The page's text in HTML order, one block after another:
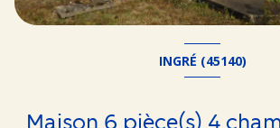
INGRÉ (45140)
Maison 6 pièce(s) 4 chambre(s) 110